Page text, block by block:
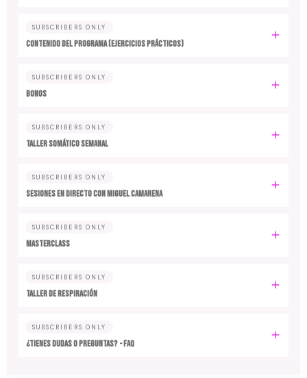
SUBSCRIBERS ONLY
CONTENIDO DEL PROGRAMA (Ejercicios Prácticos)
SUBSCRIBERS ONLY
BONOS
SUBSCRIBERS ONLY
TALLER SOMÁTICO SEMANAL
SUBSCRIBERS ONLY
SESIONES EN DIRECTO CON MIGUEL CAMARENA
SUBSCRIBERS ONLY
MASTERCLASS
SUBSCRIBERS ONLY
TALLER DE RESPIRACIÓN
SUBSCRIBERS ONLY
¿TIENES DUDAS O PREGUNTAS? - FAQ